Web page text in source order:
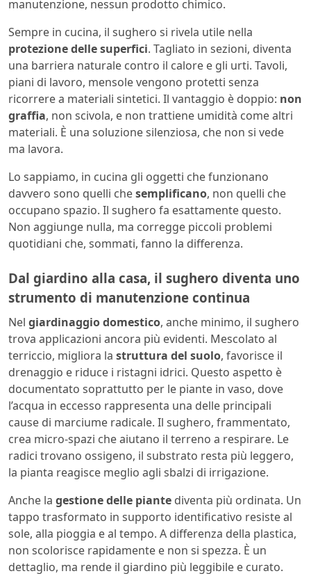
manutenzione, nessun prodotto chimico.
Sempre in cucina, il sughero si rivela utile nella
protezione delle superfici. Tagliato in sezioni, diventa
una barriera naturale contro il calore e gli urti. Tavoli,
piani di lavoro, mensole vengono protetti senza
ricorrere a materiali sintetici. Il vantaggio è doppio: non
graffia, non scivola, e non trattiene umidità come altri
materiali. È una soluzione silenziosa, che non si vede
ma lavora.
Lo sappiamo, in cucina gli oggetti che funzionano
davvero sono quelli chesemplificano, non quelli che
occupano spazio. Il sughero fa esattamente questo.
Non aggiunge nulla, ma corregge piccoli problemi
quotidiani che, sommati, fanno la differenza.
Dal giardino alla casa, il sughero diventa uno
strumento di manutenzione continua
Nel giardinaggio domestico, anche minimo, il sughero
trova applicazioni ancora più evidenti. Mescolato al
terriccio, migliora la struttura del suolo, favorisce il
drenaggio e riduce i ristagni idrici. Questo aspetto è
documentato soprattutto per le piante in vaso, dove
l’acqua in eccesso rappresenta una delle principali
cause di marciume radicale. Il sughero, frammentato,
crea micro-spazi che aiutano il terreno a respirare. Le
radici trovano ossigeno, il substrato resta più leggero,
la pianta reagisce meglio agli sbalzi di irrigazione.
Anche la gestione delle piante diventa più ordinata. Un
tappo trasformato in supporto identificativo resiste al
sole, alla pioggia e al tempo. A differenza della plastica,
non scolorisce rapidamente e non si spezza. È un
dettaglio, ma rende il giardino più leggibile e curato.